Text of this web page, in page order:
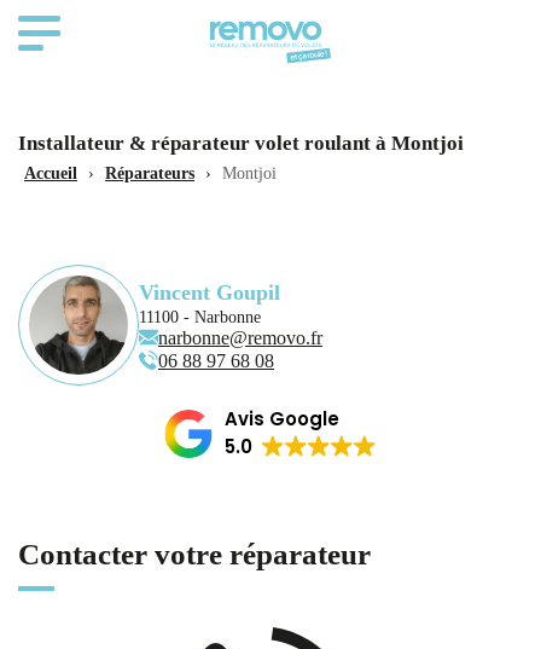
Installateur & réparateur volet roulant à Montjoi
Accueil › Réparateurs › Montjoi
Vincent Goupil
11100 - Narbonne
narbonne@removo.fr
06 88 97 68 08
Avis Google
5.0
Contacter votre réparateur